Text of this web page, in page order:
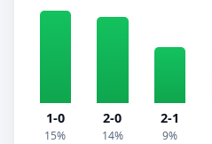
1-0
15%
2-0
14%
2-1
9%